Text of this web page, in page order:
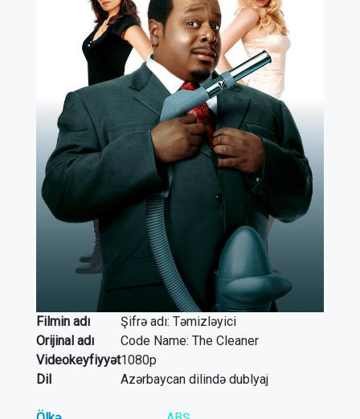
Filmin adı
Şifrə adı: Təmizləyici
Orijinal adı
Code Name: The Cleaner
Videokeyfiyyət1080p
Dil
Azərbaycan dilində dublyaj